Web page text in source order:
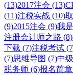
(13)2017注会 (13)
(11)注税实战 (10)
(9)2015注会 (9)我
注册会计师之路 (8)
下载 (7)注税考试
(7)思维导图 (7)中
税务师 (6)报名简